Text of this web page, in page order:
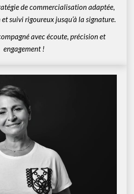
de commercialisation adaptée,
suivi rigoureux jusqu’à la signature.
avec écoute, précision et
engagement !